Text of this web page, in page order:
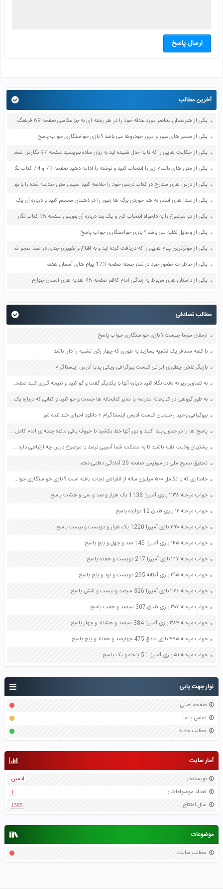
نوار جهت یابی
صفحه اصلی
تماس با ما
مطالب جدید
آمار سایت
نویسنده :
ادمین
تعداد موضواعات :
1
سال افتتاح :
1395
موضوعات
مطالب سایت
ارسال پاسخ
آخرین مطالب
یکی از هنرمندان معاصر مورد علاقه خود را در هر رشته ای به جز عکاسی صفحه 69 فرهنگ و هنر نهم
یکی از مسیر های عبور و مرور خودروها می باشد ؟ بازی خواستگاری جواب پاسخ
یکی از حکایت هایی را که تا به حال شنیده اید به زبان ساده بنویسید صفحه 97 نگارش ششم دبستان
یکی از متن های ناتمام زیر را انتخاب کنید و نوشته را ادامه دهید صفحه 73 و 74 کتاب نگارش فارسی پنجم دبستان
یکی از درس های مندرج در کتاب درسی خود را خلاصه کنید سپس متن خلاصه شده را با بهره گیری از روش های دسته بندی نمودار جدول نقشه مفهومی نشان دهید صفحه 118 نگارش یازدهم
یکی از صدا های آبشار به هم خوردن برگ ها زنبور را در ذهنتان مجسم کنید و درباره آن یک بند بنویسید صفحه 11 نگارش پنجم
یکی از دو موضوع را به دلخواه انتخاب کن و یک بند درباره آن بنویس صفحه 35 کتاب نگارش فارسی سوم
یکی از وسایل نقلیه می باشد ؟ بازی خواستگاری جواب پاسخ
یکی از موثرترین پیام هایی را که دریافت کرده اید و به اقناع و تغییری جدی در شما منجر شده است برسی کنید و علت این تاثیر گذاری قابل توجه را بنویسید صفحه 52 تفکر و سواد رسانه ای دهم
یکی از خاطرات حضور خود در نماز جمعه صفحه 123 پیام های آسمان هفتم
یکی از داستان های مربوط به زندگی امام کاظم صفحه 45 هدیه های آسمان چهارم
مطالب تصادفی
ارمغان سرما چیست ؟ بازی خواستگاری جواب پاسخ
با کلمه مسافر یک تشبیه بسازید به طوری که چهار رکن تشبیه را دارا باشد
بازیگر نقش چطوری ایرانی کیست بیوگرافی ویکی پدیا آدرس اینستاگرام
به تصاویر زیر به دقت نگاه کنید درباره آنها با یکدیگر گفت و گو کنید و نتیجه گیری کنید صفحه 86 علوم ششم
به طور گروهی در کتابخانه مدرسه یا سایر کتابخانه ها جست و جو کنید و کتابی که درباره یک مکان یا مردم یک منطقه اطلاعاتی به ما میدهد صفحه 49 مطالعات اجتماعی هفتم
بیوگرافی وحید رحیمیان کیست آدرس اینستاگرام + دانلود اجرای خنداننده شو
پاسخ ها را در جدول پیدا کنید و دور آنها خط بکشید با حروف باقی مانده جمله ی امام کامل می شود صفحه 57 هدیه های آسمان چهارم
پشتیبان ولایت فقیه باشید تا به مملکت شما آسیبی نرسد با موضوع درس چه ارتباطی دارد صفحه 48 هدیه های آسمان ششم
تحقیق بسیج ملی در سوئیس صفحه 29 آمادگی دفاعی دهم
جانداری که با تکامل ۵۰۰ میلیون ساله از انقراض نجات یافته است ؟ بازی خواستگاری جواب پاسخ
جواب مرحله ۱۱۳۸ بازی آمیرزا 1138 یک هزار و صد و سی و هشت پاسخ
جواب مرحله ۱۲ بازی فندق 12 دوازده پاسخ
جواب مرحله ۱۲۲۰ بازی آمیرزا 1220 یک هزار و دویست و بیست پاسخ
جواب مرحله ۱۴۵ بازی آمیرزا 145 صد و چهل و پنج پاسخ
جواب مرحله ۲۱۷ بازی آمیرزا 217 دویست و هفده پاسخ
جواب مرحله ۲۹۵ بازی آفتابه 295 دویست و نود و پنج پاسخ
جواب مرحله ۳۲۶ بازی آمیرزا 326 سیصد و بیست و شش پاسخ
جواب مرحله ۳۰۷ بازی فندق 307 سیصد و هفت پاسخ
جواب مرحله ۳۸۴ بازی آمیرزا 384 سیصد و هشتاد و چهار پاسخ
جواب مرحله ۴۷۵ بازی فندق 475 چهارصد و هفتاد و پنج پاسخ
جواب مرحله ۵۱ بازی آمیرزا 51 پنجاه و یک پاسخ